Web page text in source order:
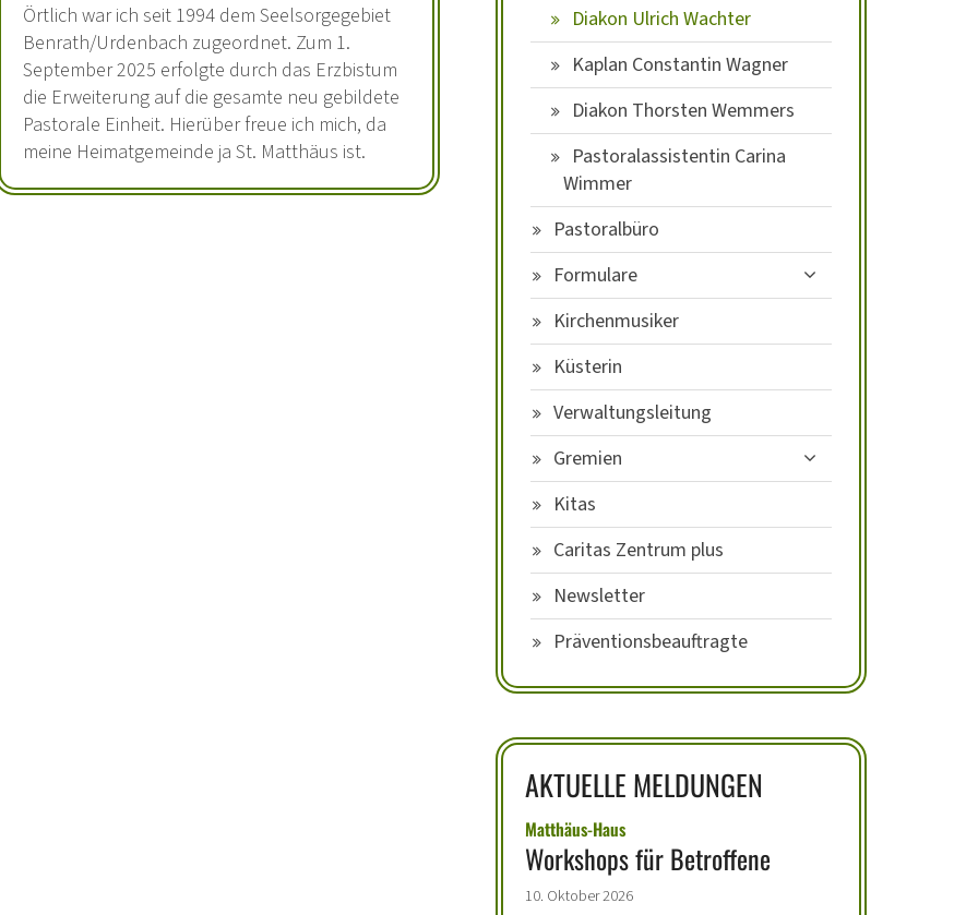
Örtlich war ich seit 1994 dem Seelsorgegebiet
Benrath/Urdenbach zugeordnet. Zum 1.
September 2025 erfolgte durch das Erzbistum
die Erweiterung auf die gesamte neu gebildete
Pastorale Einheit. Hierüber freue ich mich, da
meine Heimatgemeinde ja St. Matthäus ist.
Diakon Ulrich Wachter
Kaplan Constantin Wagner
Diakon Thorsten Wemmers
Pastoralassistentin Carina
Wimmer
Pastoralbüro
Formulare
Kirchenmusiker
Küsterin
Verwaltungsleitung
Gremien
Kitas
Caritas Zentrum plus
Newsletter
Präventionsbeauftragte
AKTUELLE MELDUNGEN
Matthäus-Haus:
Workshops für Betroffene
10. Oktober 2026